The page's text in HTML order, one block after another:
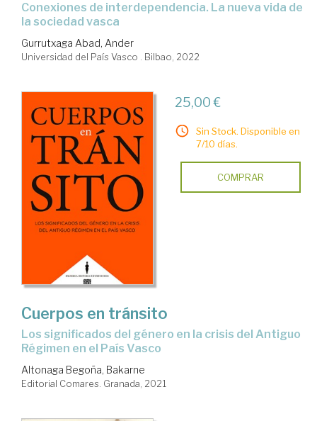
Conexiones de interdependencia. La nueva vida de
la sociedad vasca
Gurrutxaga Abad, Ander
Universidad del País Vasco . Bilbao, 2022
25,00 €
Sin Stock. Disponible en
7/10 días.
COMPRAR
Cuerpos en tránsito
los significados del género en la crisis del Antiguo
Régimen en el País Vasco
Altonaga Begoña, Bakarne
Editorial Comares. Granada, 2021